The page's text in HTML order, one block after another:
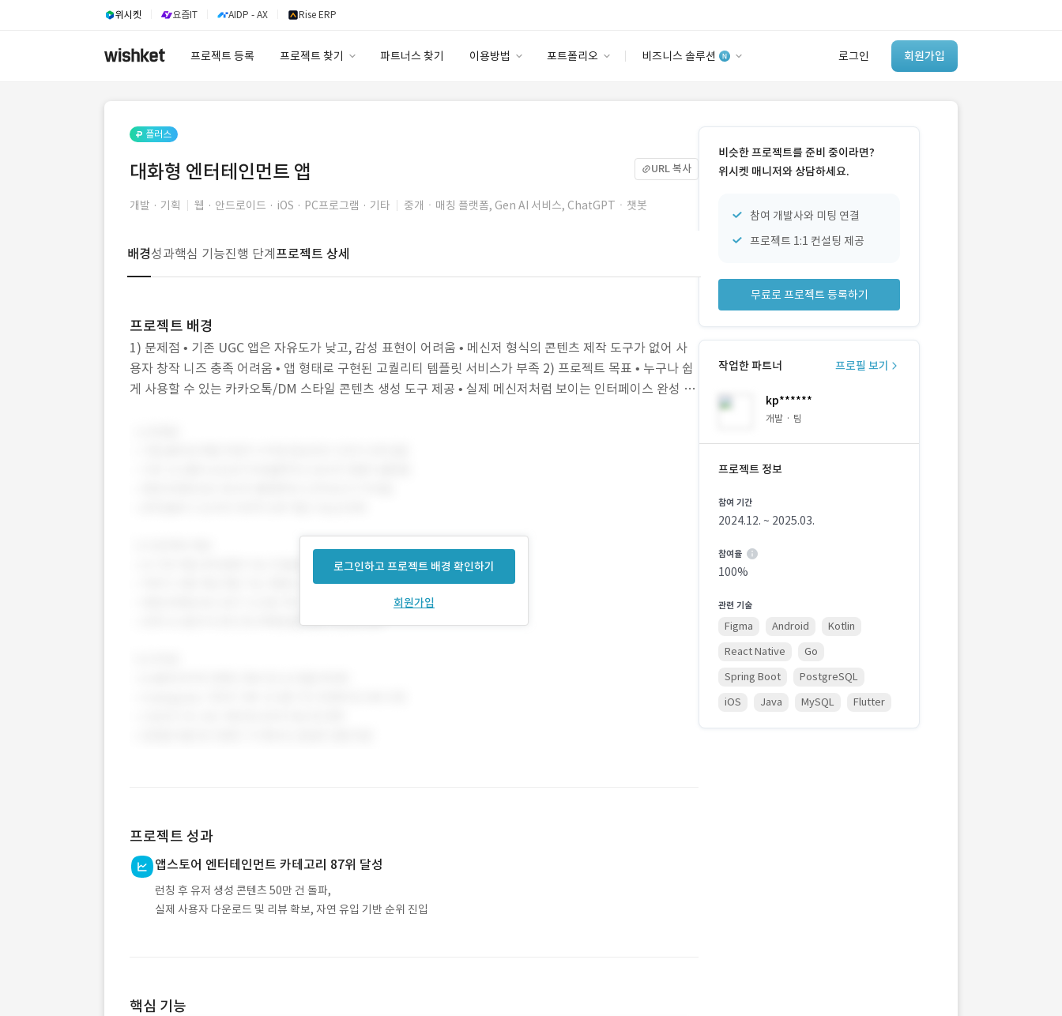
위시켓 요즘IT AIDP - AX Rise ERP
프로젝트 등록 프로젝트 찾기 파트너스 찾기 이용방법 포트폴리오 비즈니스 솔루션 로그인 회원가입
안심 코드 케어
스토어
‘이런 거’ 만들어본
개발 회사 있어?
플러스
대화형 엔터테인먼트 앱 URL 복사
개발 · 기획 웹 · 안드로이드 · iOS · PC프로그램 · 기타 중개ㆍ매칭 플랫폼, Gen AI 서비스, ChatGPTㆍ챗봇
배경성과핵심 기능진행 단계 프로젝트 상세
프로젝트 배경
1) 문제점 • 기존 UGC 앱은 자유도가 낮고, 감성 표현이 어려움 • 메신저 형식의 콘텐츠 제작 도구가 없어 사
용자 창작 니즈 충족 어려움 • 앱 형태로 구현된 고퀄리티 템플릿 서비스가 부족 2) 프로젝트 목표 • 누구나 쉽
게 사용할 수 있는 카카오톡/DM 스타일 콘텐츠 생성 도구 제공 • 실제 메신저처럼 보이는 인터페이스 완성 •
로그인하고 프로젝트 배경 확인하기
회원가입
프로젝트 성과
앱스토어 엔터테인먼트 카테고리 87위 달성
런칭 후 유저 생성 콘텐츠 50만 건 돌파,
실제 사용자 다운로드 및 리뷰 확보, 자연 유입 기반 순위 진입
핵심 기능
비슷한 프로젝트를 준비 중이라면?
위시켓 매니저와 상담하세요.
참여 개발사와 미팅 연결
프로젝트 1:1 컨설팅 제공
무료로 프로젝트 등록하기
작업한 파트너 프로필 보기
kp******
개발 · 팀
프로젝트 정보
참여 기간
2024.12. ~ 2025.03.
참여율
100%
관련 기술
Figma Android
Kotlin
React Native
Go
Spring Boot
PostgreSQL
iOS
Java MySQL Flutter